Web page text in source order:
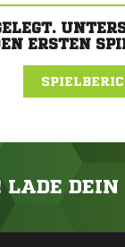
ERSTEN
DEIN